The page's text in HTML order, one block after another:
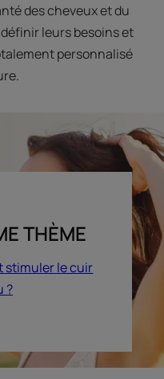
des cheveux et du
leurs besoins et
personnalisé
THÈME
stimuler le cuir
?